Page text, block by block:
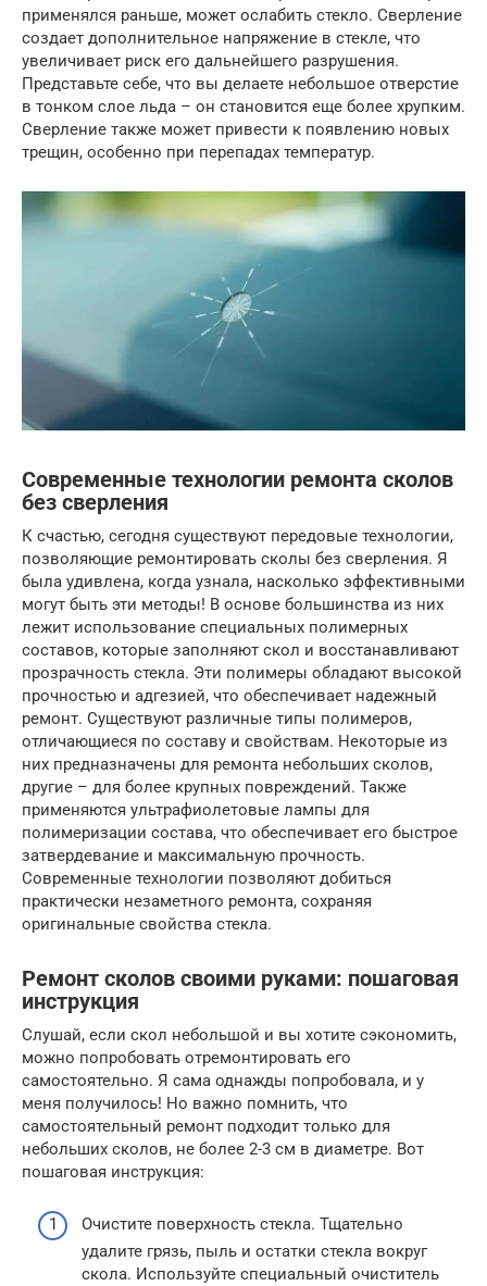
применялся раньше, может ослабить стекло. Сверление
создает дополнительное напряжение в стекле, что
увеличивает риск его дальнейшего разрушения.
Представьте себе, что вы делаете небольшое отверстие
в тонком слое льда – он становится еще более хрупким.
Сверление также может привести к появлению новых
трещин, особенно при перепадах температур.
Современные технологии ремонта сколов
без сверления
К счастью, сегодня существуют передовые технологии,
позволяющие ремонтировать сколы без сверления. Я
была удивлена, когда узнала, насколько эффективными
могут быть эти методы! В основе большинства из них
лежит использование специальных полимерных
составов, которые заполняют скол и восстанавливают
прозрачность стекла. Эти полимеры обладают высокой
прочностью и адгезией, что обеспечивает надежный
ремонт. Существуют различные типы полимеров,
отличающиеся по составу и свойствам. Некоторые из
них предназначены для ремонта небольших сколов,
другие – для более крупных повреждений. Также
применяются ультрафиолетовые лампы для
полимеризации состава, что обеспечивает его быстрое
затвердевание и максимальную прочность.
Современные технологии позволяют добиться
практически незаметного ремонта, сохраняя
оригинальные свойства стекла.
Ремонт сколов своими руками: пошаговая
инструкция
Слушай, если скол небольшой и вы хотите сэкономить,
можно попробовать отремонтировать его
самостоятельно. Я сама однажды попробовала, и у
меня получилось! Но важно помнить, что
самостоятельный ремонт подходит только для
небольших сколов, не более 2-3 см в диаметре. Вот
пошаговая инструкция:
Очистите поверхность стекла. Тщательно
удалите грязь, пыль и остатки стекла вокруг
скола. Используйте специальный очиститель